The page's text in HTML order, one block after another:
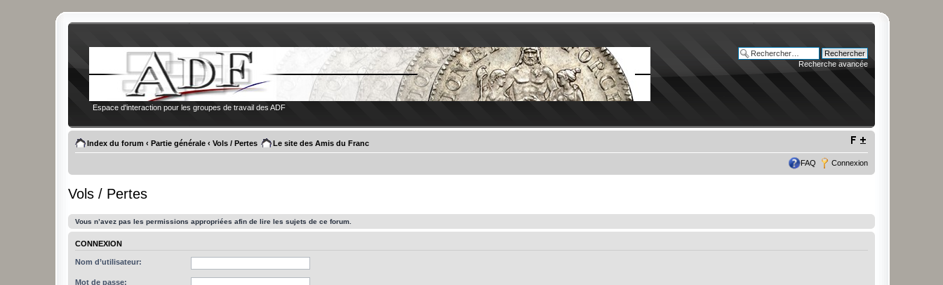
Espace d'interaction pour les groupes de travail des ADF
Recherche avancée
Index du forum ‹ Partie générale ‹ Vols / Pertes Le site des Amis du Franc
FAQ Connexion
Vols / Pertes
Vous n’avez pas les permissions appropriées afin de lire les sujets de ce forum.
CONNEXION
Nom d’utilisateur:
Mot de passe: